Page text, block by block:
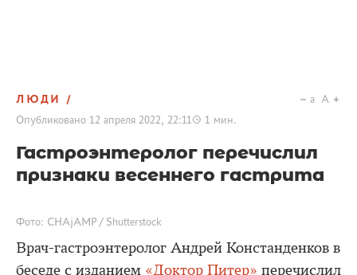
ЛЮДИ
Опубликовано 12 апреля 2022, 22:11 1 мин.
a A
Гастроэнтеролог перечислил
признаки весеннего гастрита
Фото: CHAjAMP / Shutterstock
Врач-гастроэнтеролог Андрей Констанденков в
беседе с изданием «Доктор Питер» перечислил